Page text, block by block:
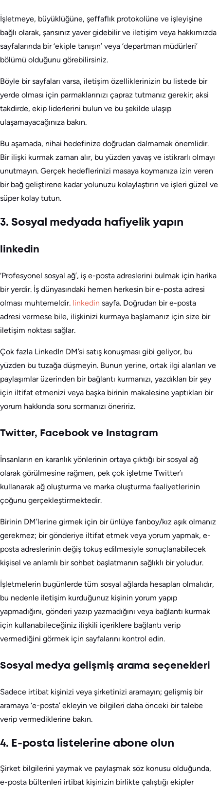
İşletmeye, büyüklüğüne, şeffaflık protokolüne ve işleyişine
bağlı olarak, şansınız yaver gidebilir ve iletişim veya hakkımızda
sayfalarında bir ‘ekiple tanışın’ veya ‘departman müdürleri’
bölümü olduğunu görebilirsiniz.
Böyle bir sayfaları varsa, iletişim özelliklerinizin bu listede bir
yerde olması için parmaklarınızı çapraz tutmanız gerekir; aksi
takdirde, ekip liderlerini bulun ve bu şekilde ulaşıp
ulaşamayacağınıza bakın.
Bu aşamada, nihai hedefinize doğrudan dalmamak önemlidir.
Bir ilişki kurmak zaman alır, bu yüzden yavaş ve istikrarlı olmayı
unutmayın. Gerçek hedeflerinizi masaya koymanıza izin veren
bir bağ geliştirene kadar yolunuzu kolaylaştırın ve işleri güzel ve
süper kolay tutun.
3. Sosyal medyada hafiyelik yapın
linkedin
‘Profesyonel sosyal ağ’, iş e-posta adreslerini bulmak için harika
bir yerdir. İş dünyasındaki hemen herkesin bir e-posta adresi
olması muhtemeldir. linkedin sayfa. Doğrudan bir e-posta
adresi vermese bile, ilişkinizi kurmaya başlamanız için size bir
iletişim noktası sağlar.
Çok fazla LinkedIn DM’si satış konuşması gibi geliyor, bu
yüzden bu tuzağa düşmeyin. Bunun yerine, ortak ilgi alanları ve
paylaşımlar üzerinden bir bağlantı kurmanızı, yazdıkları bir şey
için iltifat etmenizi veya başka birinin makalesine yaptıkları bir
yorum hakkında soru sormanızı öneririz.
Twitter, Facebook ve Instagram
İnsanların en karanlık yönlerinin ortaya çıktığı bir sosyal ağ
olarak görülmesine rağmen, pek çok işletme Twitter’ı
kullanarak ağ oluşturma ve marka oluşturma faaliyetlerinin
çoğunu gerçekleştirmektedir.
Birinin DM’lerine girmek için bir ünlüye fanboy/kız aşık olmanız
gerekmez; bir gönderiye iltifat etmek veya yorum yapmak, e-
posta adreslerinin değiş tokuş edilmesiyle sonuçlanabilecek
kişisel ve anlamlı bir sohbet başlatmanın sağlıklı bir yoludur.
İşletmelerin bugünlerde tüm sosyal ağlarda hesapları olmalıdır,
bu nedenle iletişim kurduğunuz kişinin yorum yapıp
yapmadığını, gönderi yazıp yazmadığını veya bağlantı kurmak
için kullanabileceğiniz ilişkili içeriklere bağlantı verip
vermediğini görmek için sayfalarını kontrol edin.
Sosyal medya gelişmiş arama seçenekleri
Sadece irtibat kişinizi veya şirketinizi aramayın; gelişmiş bir
aramaya ‘e-posta’ ekleyin ve bilgileri daha önceki bir talebe
verip vermediklerine bakın.
4. E-posta listelerine abone olun
Şirket bilgilerini yaymak ve paylaşmak söz konusu olduğunda,
e-posta bültenleri irtibat kişinizin birlikte çalıştığı ekipler